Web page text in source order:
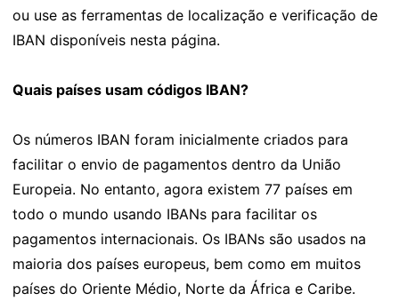
ou use as ferramentas de localização e verificação de
IBAN disponíveis nesta página.
Quais países usam códigos IBAN?
Os números IBAN foram inicialmente criados para
facilitar o envio de pagamentos dentro da União
Europeia. No entanto, agora existem 77 países em
todo o mundo usando IBANs para facilitar os
pagamentos internacionais. Os IBANs são usados na
maioria dos países europeus, bem como em muitos
países do Oriente Médio, Norte da África e Caribe.